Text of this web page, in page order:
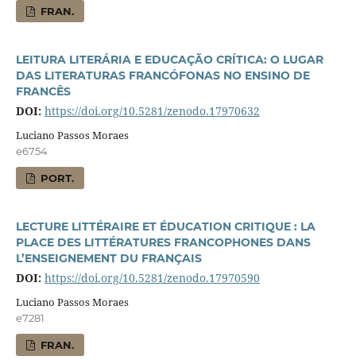
FRAN.
LEITURA LITERÁRIA E EDUCAÇÃO CRÍTICA: O LUGAR
DAS LITERATURAS FRANCÓFONAS NO ENSINO DE
FRANCÊS
DOI: https://doi.org/10.5281/zenodo.17970632
Luciano Passos Moraes
e6754
PORT.
LECTURE LITTÉRAIRE ET ÉDUCATION CRITIQUE : LA
PLACE DES LITTÉRATURES FRANCOPHONES DANS
L’ENSEIGNEMENT DU FRANÇAIS
DOI: https://doi.org/10.5281/zenodo.17970590
Luciano Passos Moraes
e7281
FRAN.